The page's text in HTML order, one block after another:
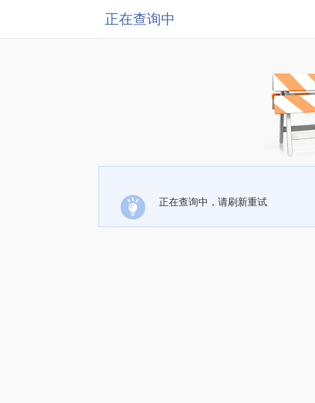
正在查询中
正在查询中，请刷新重试